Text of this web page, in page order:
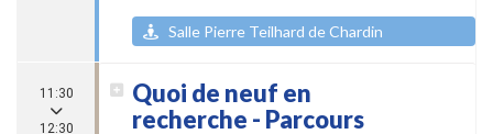
Salle Pierre Teilhard de Chardin
11:30
12:30
Quoi de neuf en
recherche - Parcours